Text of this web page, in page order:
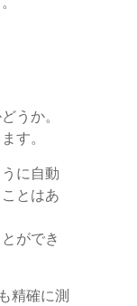
うか。
す。
に自動
とはあ
ができ
精確に測